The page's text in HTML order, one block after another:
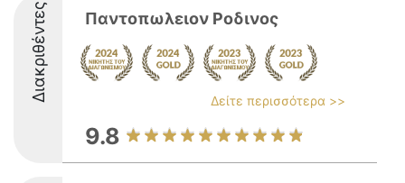
Διακριθέντες Παντοπωλειον Ροδινος
Δείτε περισσότερα >>
9.8